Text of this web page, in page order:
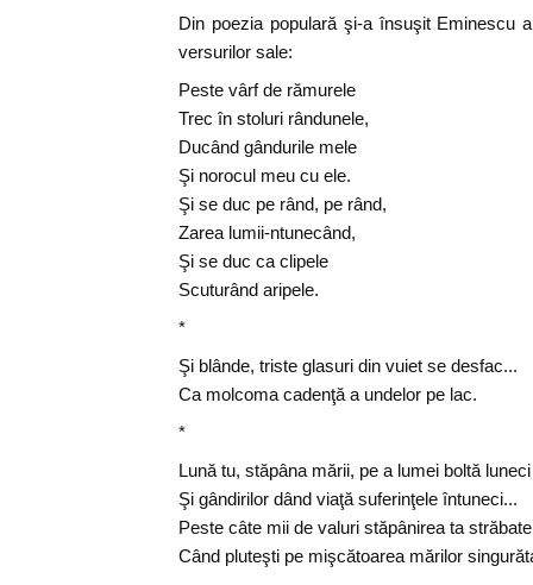
Din poezia populară şi-a însuşit Eminescu
versurilor sale:
Peste vârf de rămurele
Trec în stoluri rândunele,
Ducând gândurile mele
Şi norocul meu cu ele.
Şi se duc pe rând, pe rând,
Zarea lumii-ntunecând,
Şi se duc ca clipele
Scuturând aripele.
*
Şi blânde, triste glasuri din vuiet se desfac...
Ca molcoma cadenţă a undelor pe lac.
*
Lună tu, stăpâna mării, pe a lumei boltă luneci
Şi gândirilor dând viaţă suferinţele întuneci...
Peste câte mii de valuri stăpânirea ta
Când pluteşti pe mişcătoarea mărilor